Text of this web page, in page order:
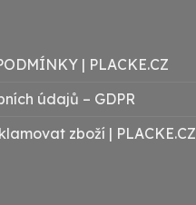
| PLACKE.CZ
údajů – GDPR
zboží | PLACKE.CZ